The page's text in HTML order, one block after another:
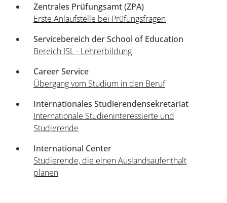
Zentrales Prüfungsamt (ZPA)
Erste Anlaufstelle bei Prüfungsfragen
Servicebereich der School of Education
Bereich ISL - Lehrerbildung
Career Service
Übergang vom Studium in den Beruf
Internationales Studierendensekretariat
Internationale Studieninteressierte und
Studierende
International Center
Studierende, die einen Auslandsaufenthalt
planen